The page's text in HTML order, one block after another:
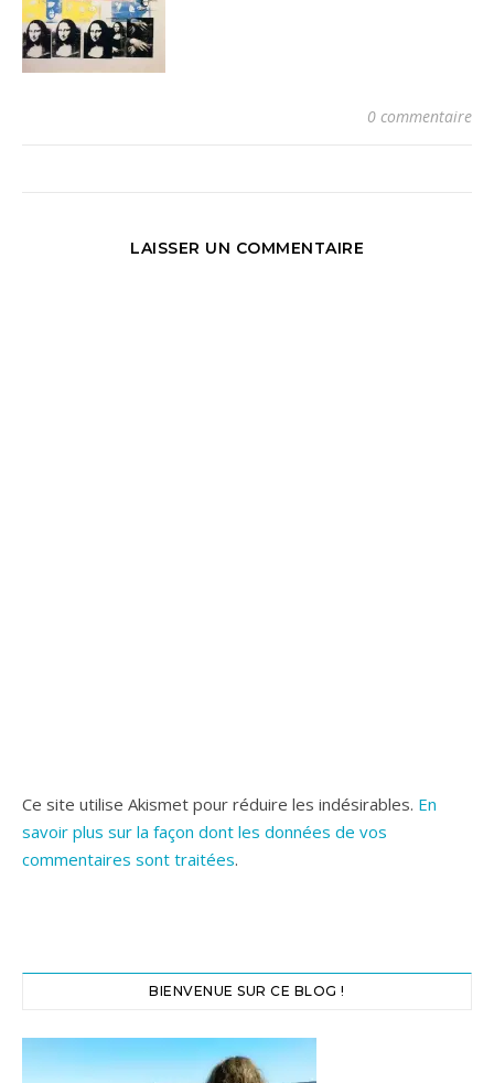
0 commentaire
LAISSER UN COMMENTAIRE
Ce site utilise Akismet pour réduire les indésirables. En
savoir plus sur la façon dont les données de vos
commentaires sont traitées.
BIENVENUE SUR CE BLOG !